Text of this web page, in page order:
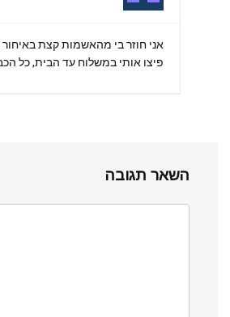
אני חוזר בי מהאשמות קצת באיחור
פיצו אותי במשלוח עד הבית, כל
השאר תגובה